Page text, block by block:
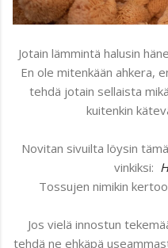
Jotain lämmintä halusin
En ole mitenkään ahkera,
tehdä jotain sellaista
kuitenkin
Novitan sivuilta löysin
vinkiksi:
Tossujen nimikin
Jos vielä innostun
tehdä ne ehkäpä